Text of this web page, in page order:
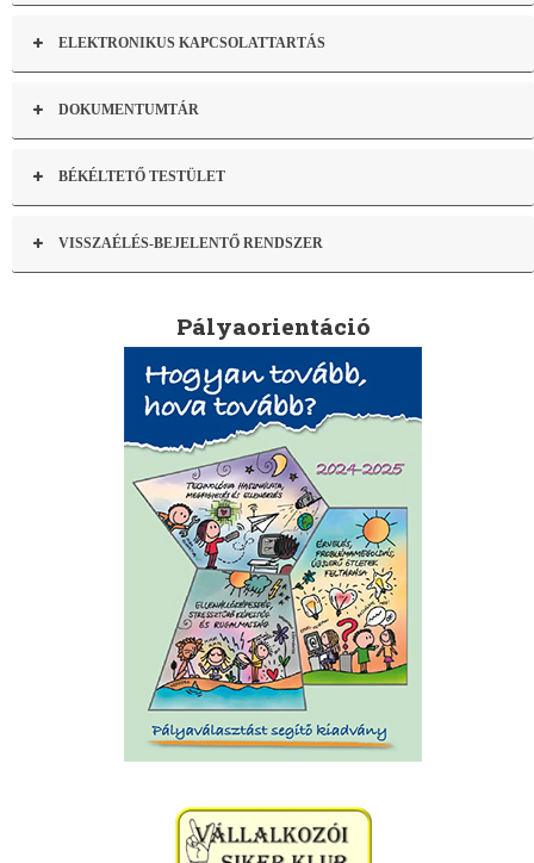
ELEKTRONIKUS KAPCSOLATTARTÁS
DOKUMENTUMTÁR
BÉKÉLTETŐ TESTÜLET
VISSZAÉLÉS-BEJELENTŐ RENDSZER
Pályaorientáció